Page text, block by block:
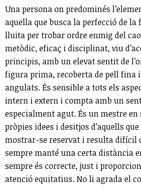
Una persona on predominés
aquella que busca la perfecció de
lluita per trobar ordre enmig del
metòdic, eficaç i disciplinat, viu
principis, amb un elevat sentit de
figura prima, recoberta de pell fina
angulats. És sensible a tots els
intern i extern i compta amb un
especialment agut. És un mestre en
pròpies idees i desitjos d’aquells
mostrar-se reservat i resulta difícil
sempre manté una certa distància
sempre és correcte, just i
atenció equitatius. No li agrada el